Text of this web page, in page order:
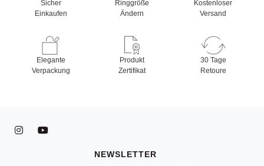
Sicher
Einkaufen
Ringgröße
Ändern
Kostenloser
Versand
Elegante
Verpackung
Produkt
Zertifikat
30 Tage
Retoure
NEWSLETTER